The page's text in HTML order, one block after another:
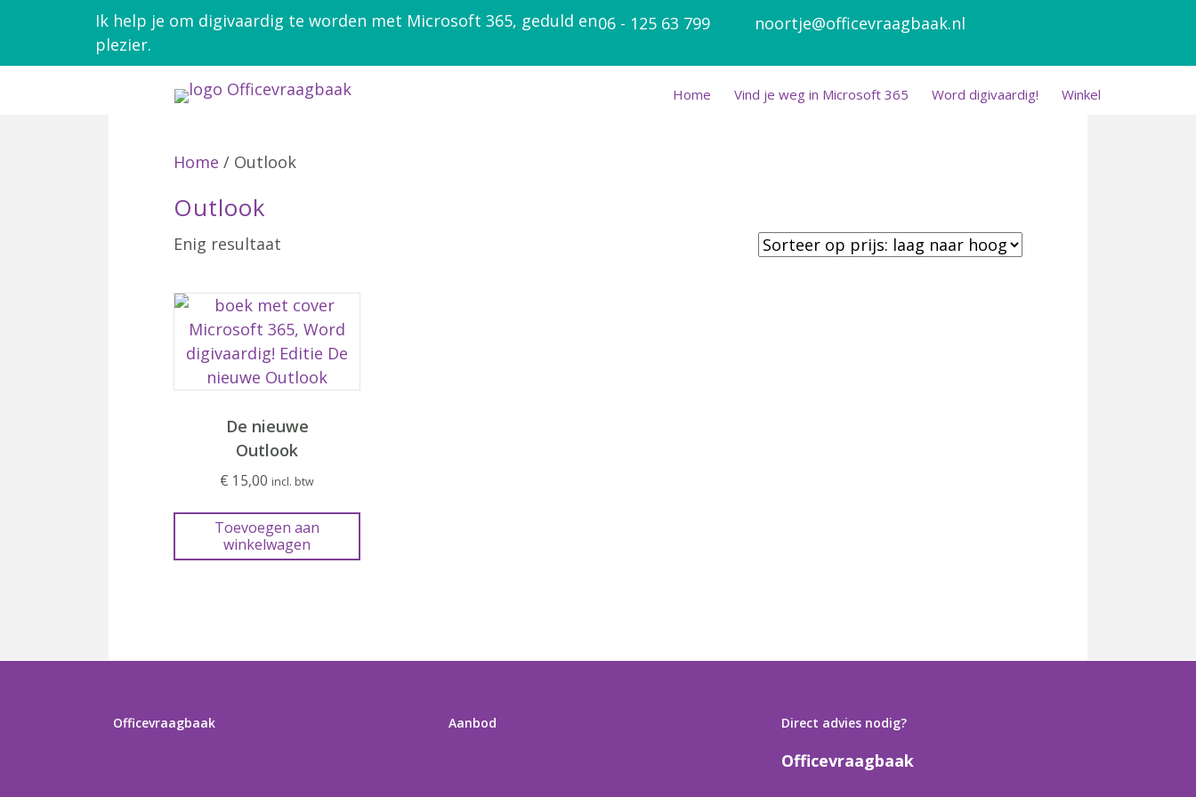
Ik help je om digivaardig te worden met Microsoft 365, geduld en
plezier.
06 - 125 63 799 noortje@officevraagbaak.nl
Home Vind je weg in Microsoft 365 Word digivaardig! Winkel
Home / Outlook
Outlook
Enig resultaat
De nieuwe
Outlook
€ 15,00 incl. btw
Toevoegen aan
winkelwagen
Officevraagbaak Aanbod Direct advies nodig?
Officevraagbaak